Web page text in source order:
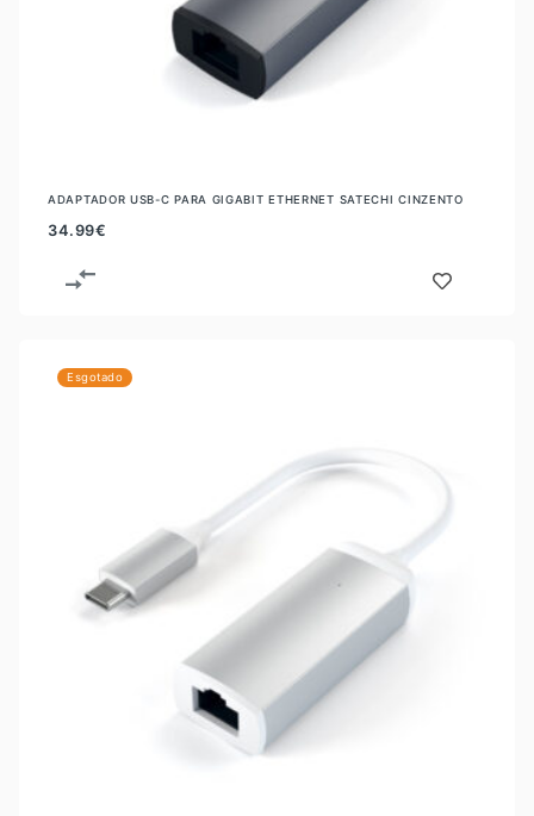
ADAPTADOR USB-C PARA GIGABIT ETHERNET SATECHI CINZENTO
34.99€
Esgotado